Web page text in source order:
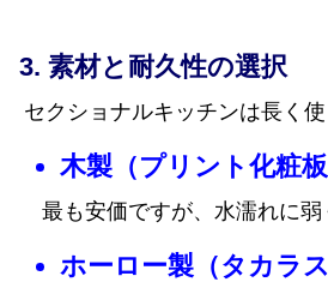
素材と耐久性の選択
セクショナルキッチンは長く
木製（プリント化粧板
最も安価ですが、水濡れに
ホーロー製（タカラ